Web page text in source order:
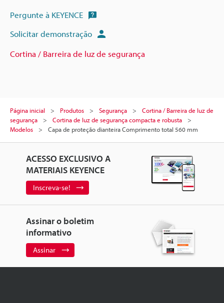
Pergunte à KEYENCE
Solicitar demonstração
Cortina / Barreira de luz de segurança
Página inicial Produtos Segurança
Cortina / Barreira de luz de
segurança
Cortina de luz de segurança compacta e robusta
Modelos
Capa de proteção dianteira Comprimento total 560 mm
ACESSO EXCLUSIVO A
MATERIAIS KEYENCE
Inscreva-se!
Assinar o boletim
informativo
Assinar